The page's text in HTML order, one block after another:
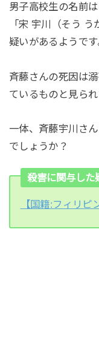
男子高校生の名前
「宋 宇川（そう
疑いがあるようです
斉藤さんの死因は
ているものと見られ
一体、斉藤宇川さ
でしょうか？
殺害に関与した
【国籍:フィリ